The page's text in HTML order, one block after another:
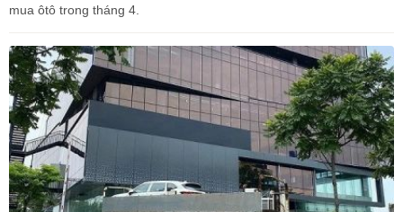
mua ôtô trong tháng 4.